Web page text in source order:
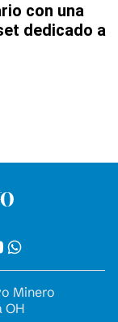
con una
dedicado a
Minero
OH